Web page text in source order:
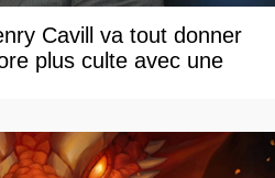
Cavill va tout donner
plus culte avec une